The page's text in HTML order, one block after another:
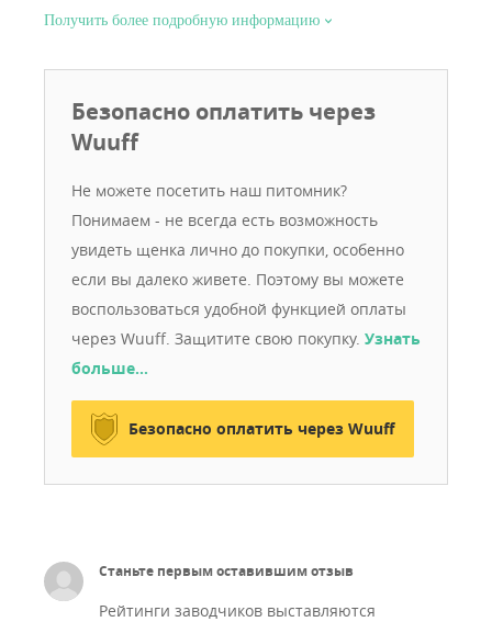
lehető legjobb fajtaspecifikus küllemjegyeket horozzák
Получить более подробную информацию
Безопасно оплатить через
Wuuff
Не можете посетить наш питомник?
Понимаем - не всегда есть возможность
увидеть щенка лично до покупки, особенно
если вы далеко живете. Поэтому вы можете
воспользоваться удобной функцией оплаты
через Wuuff. Защитите свою покупку. Узнать
больше…
Безопасно оплатить через Wuuff
Станьте первым оставившим отзыв
Рейтинги заводчиков выставляются